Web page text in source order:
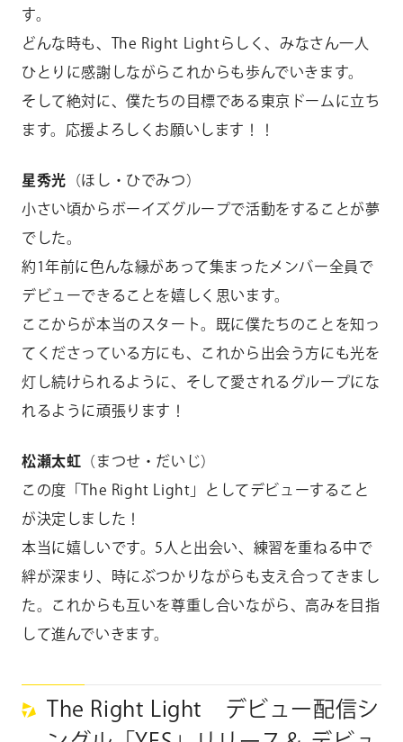
す。
どんな時も、The Right Lightらしく、みなさん一人
ひとりに感謝しながらこれからも歩んでいきます。
そして絶対に、僕たちの目標である東京ドームに立ち
ます。応援よろしくお願いします！！
星秀光 （ほし・ひでみつ）
小さい頃からボーイズグループで活動をすることが夢
でした。
約1年前に色んな縁があって集まったメンバー全員で
デビューできることを嬉しく思います。
ここからが本当のスタート。既に僕たちのことを知っ
てくださっている方にも、これから出会う方にも光を
灯し続けられるように、そして愛されるグループにな
れるように頑張ります！
松瀬太虹 （まつせ・だいじ）
この度「The Right Light」としてデビューすること
が決定しました！
本当に嬉しいです。5人と出会い、練習を重ねる中で
絆が深まり、時にぶつかりながらも支え合ってきまし
た。これからも互いを尊重し合いながら、高みを目指
して進んでいきます。
The Right Light デビュー配信シ